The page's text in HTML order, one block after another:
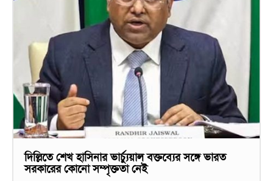
দিল্লিতে শেখ হাসিনার ভার্চ্যুয়াল বক্তব্যের সঙ্গে ভারত
সরকারের কোনো সম্পৃক্ততা নেই